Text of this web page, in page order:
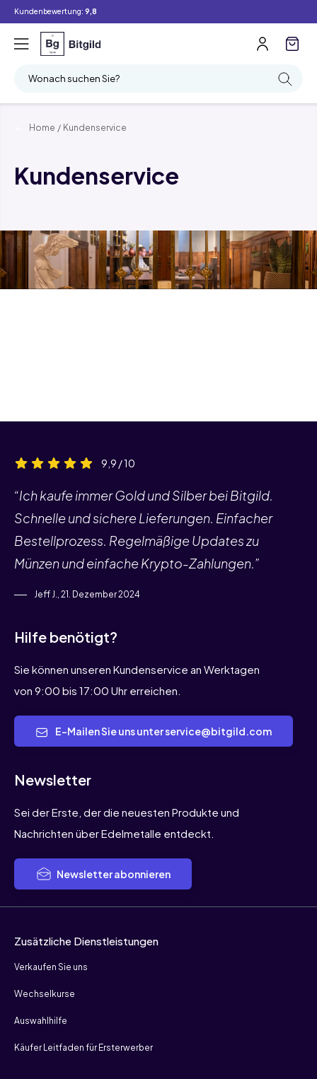
Kundenbewertung: 9,8
Wonach suchen Sie?
Home / Kundenservice
Kundenservice
9,9 / 10
“Ich kaufe immer Gold und Silber bei Bitgild.
Schnelle und sichere Lieferungen. Einfacher
Bestellprozess. Regelmäßige Updates zu
Münzen und einfache Krypto-Zahlungen.”
Jeff J., 21. Dezember 2024
Hilfe benötigt?
Sie können unseren Kundenservice an Werktagen
von 9:00 bis 17:00 Uhr erreichen.
E-Mailen Sie uns unter service@bitgild.com
Newsletter
Sei der Erste, der die neuesten Produkte und
Nachrichten über Edelmetalle entdeckt.
Newsletter abonnieren
Zusätzliche Dienstleistungen
Verkaufen Sie uns
Wechselkurse
Auswahlhilfe
Käufer Leitfaden für Ersterwerber